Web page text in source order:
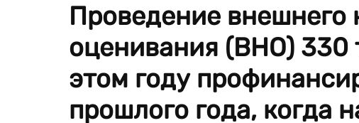
Проведение внешнего
оценивания (ВНО) 330
этом году
прошлого года, когда